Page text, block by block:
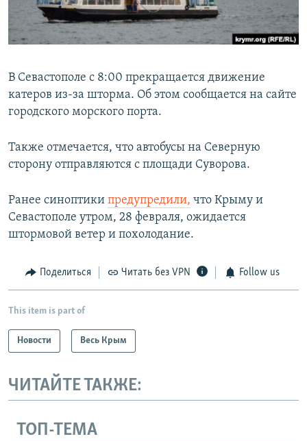
ПОБЕДИТЕЛЕЙ НЕ СУДЯТ?
КРЫМ.НЕПОКОРЕННЫЙ
УКРАИНСКАЯ ПРОБЛЕМА КРЫМА
ПРИСОЕДИНЯЙТЕСЬ!
Все сайты RFE/RL
В Севастополе с 8:00 прекращается движение
катеров из-за шторма. Об этом сообщается на сайте
городского морского порта.
Также отмечается, что автобусы на Северную
сторону отправляются с площади Суворова.
Ранее синоптики предупредили, что Крыму и
Севастополе утром, 28 февраля, ожидается
штормовой ветер и похолодание.
Поделиться Читать без VPN Follow us
This item is part of
Новости Весь Крым
ЧИТАЙТЕ ТАКЖЕ:
ТОП-ТЕМА